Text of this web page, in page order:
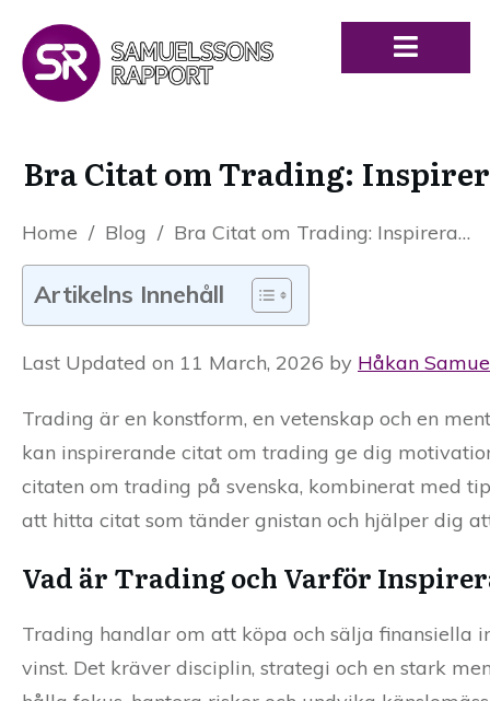
Bra Citat om Trading:
Home / Blog / Bra Citat om Trading: Inspirerande Ord för Framgång på Marknaden
Artikelns Innehåll
Last Updated on 11 March, 2026 by Håkan
Trading är en konstform, en vetenskap och en
kan inspirerande citat om trading ge dig
citaten om trading på svenska, kombinerat med
att hitta citat som tänder gnistan och hjälper dig
Vad är Trading och Varför
Trading handlar om att köpa och sälja
vinst. Det kräver disciplin, strategi och en stark